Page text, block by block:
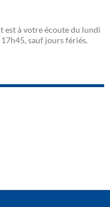
est à votre écoute du lundi
sauf jours fériés.